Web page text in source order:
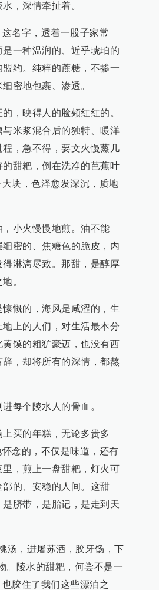
，深情牵扯着。
名字，透着一股子家常
一种温润的、近乎琥珀的
约。纯粹的蔗糖，不掺一
密地包裹、渗透。
，映得人的脸颊红红的。
米浆混合后的独特、暖洋
，急不得，要文火慢蒸几
甜粑，倒在洗净的芭蕉叶
块，色泽愈发深沉，质地
小火慢慢地煎。油不能
密的、焦糖色的脆皮，内
淋漓尽致。那甜，是醇厚
。
慨的，海风是咸涩的，生
上的人们，对生活最本分
馍的粗犷豪迈，也没有西
，却将所有的深情，都熬
每个陵水人的骨血。
买的年糕，无论多贵多
念的，不仅是味道，还有
，煎上一盘甜粑，灯火可
的、安稳的人间。这甜
脐带，是胎记，是走到天
汤，进屠苏酒，胶牙饧，下
。陵水的甜粑，何尝不是一
胶住了我们这些漂泊之